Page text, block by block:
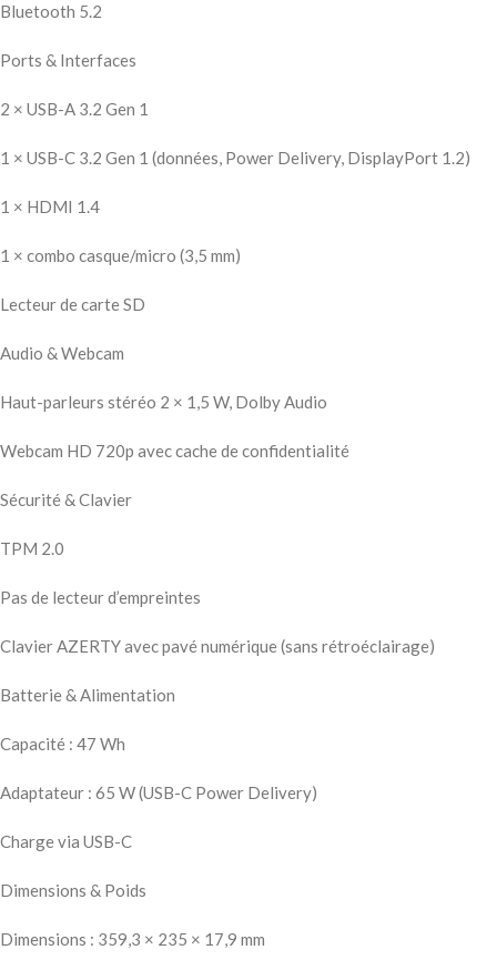
Bluetooth 5.2
Ports & Interfaces
2 × USB-A 3.2 Gen 1
1 × USB-C 3.2 Gen 1 (données, Power Delivery, DisplayPort 1.2)
1 × HDMI 1.4
1 × combo casque/micro (3,5 mm)
Lecteur de carte SD
Audio & Webcam
Haut-parleurs stéréo 2 × 1,5 W, Dolby Audio
Webcam HD 720p avec cache de confidentialité
Sécurité & Clavier
TPM 2.0
Pas de lecteur d’empreintes
Clavier AZERTY avec pavé numérique (sans rétroéclairage)
Batterie & Alimentation
Capacité : 47 Wh
Adaptateur : 65 W (USB-C Power Delivery)
Charge via USB-C
Dimensions & Poids
Dimensions : 359,3 × 235 × 17,9 mm